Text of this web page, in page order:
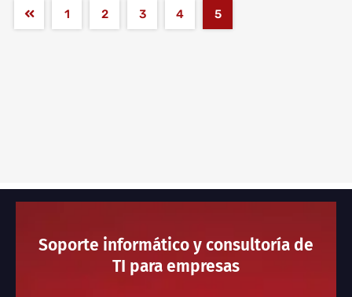
1 2 3 4 5
Soporte informático y consultoría de
TI para empresas